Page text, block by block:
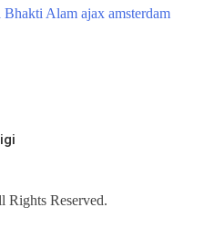
Bhakti Alam ajax amsterdam
Rights Reserved.